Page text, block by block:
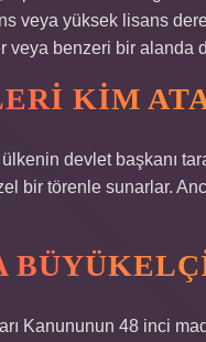
veya yüksek lisans
veya benzeri bir alanda
KIM
devlet başkanı
bir törenle sunarlar.
Kanununun 48 inci